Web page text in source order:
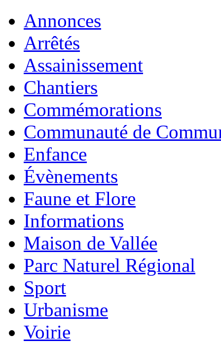
Annonces
Arrêtés
Assainissement
Chantiers
Commémorations
Communauté de
Enfance
Évènements
Faune et Flore
Informations
Maison de Vallée
Parc Naturel Régional
Sport
Urbanisme
Voirie